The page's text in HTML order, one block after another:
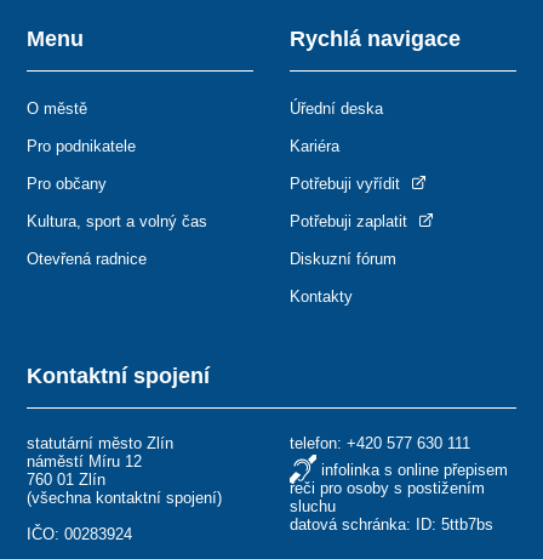
Kontaktní spojení
statutární město Zlín
náměstí Míru 12
760 01 Zlín
(všechna kontaktní spojení)
IČO: 00283924
telefon: +420 577 630 111
infolinka s online přepisem
řeči pro osoby s postižením
sluchu
datová schránka: ID: 5ttb7bs
Menu
O městě
Pro podnikatele
Pro občany
Kultura, sport a volný čas
Otevřená radnice
Rychlá navigace
Úřední deska
Kariéra
Potřebuji vyřídit
Potřebuji zaplatit
Diskuzní fórum
Kontakty